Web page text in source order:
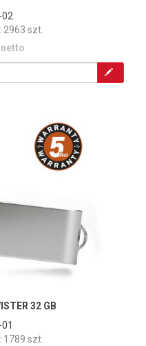
2963 szt.
netto
32 GB
1789 szt.